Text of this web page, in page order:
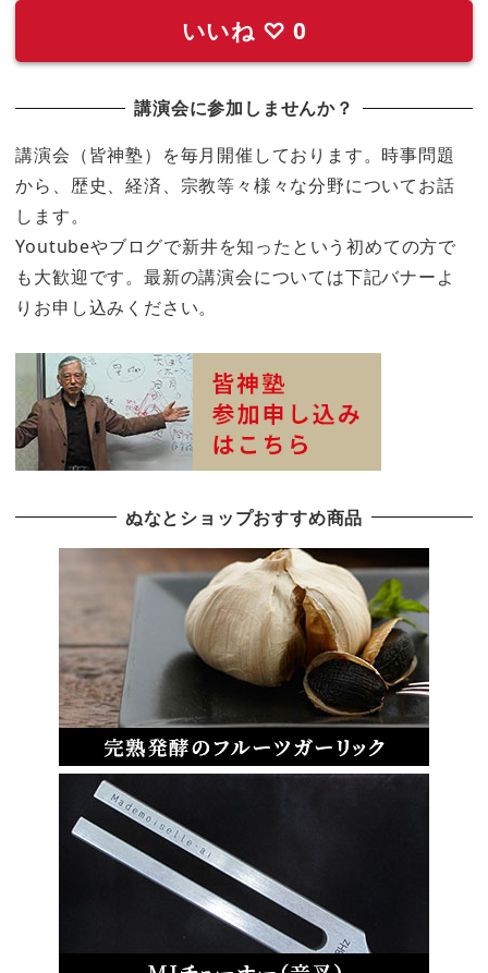
いいね ♡ 0
講演会に参加しませんか？
講演会（皆神塾）を毎月開催しております。時事問題
から、歴史、経済、宗教等々様々な分野についてお話
します。
Youtubeやブログで新井を知ったという初めての方で
も大歓迎です。最新の講演会については下記バナーよ
りお申し込みください。
ぬなとショップおすすめ商品